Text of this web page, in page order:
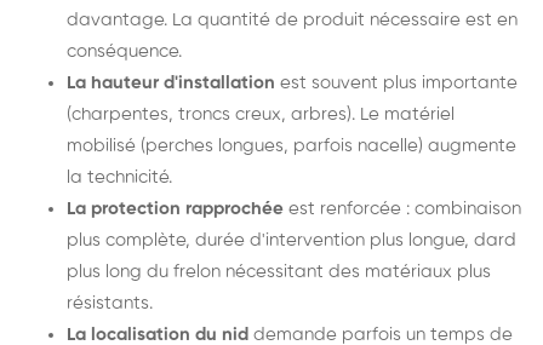
davantage. La quantité de produit nécessaire est en
conséquence.
La hauteur d'installation est souvent plus importante
(charpentes, troncs creux, arbres). Le matériel
mobilisé (perches longues, parfois nacelle) augmente
la technicité.
La protection rapprochée est renforcée : combinaison
plus complète, durée d'intervention plus longue, dard
plus long du frelon nécessitant des matériaux plus
résistants.
La localisation du nid demande parfois un temps de